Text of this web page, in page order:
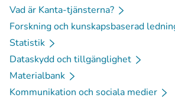
Vad är Kanta-tjänsterna?
Forskning och kunskapsbaserad
Statistik
Dataskydd och tillgänglighet
Materialbank
Kommunikation och sociala medier